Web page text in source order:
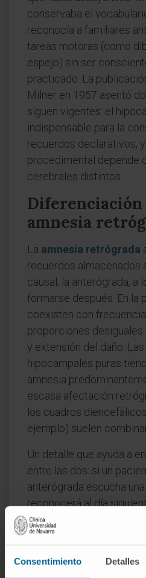
Consentimiento Detalles
conservaba el
reconocía a familiares
tareas motoras (como
espejo) sin ser
practicado. La
Milner en 1957 asentó
siguen vigentes: el
indispensable para la
recuerdos declarativos,
procedimental depende
cerebrales distintos.
Diferenciación
amnesia
La amnesia retrógrada
recuerdos almacenados
causal; la anterógrada, a
formarse después. En la
coexisten con
proporciones desiguales
y extensión del daño.
hipocampales puras
amnesia
escasa afectación
los cuadros
ejemplo) suelen
Un detalle que ayuda a
entre las dos: si un
anterógrada escucha
reconocerá al día
canción anterior a su
sin dificultad. La
formas se superponen